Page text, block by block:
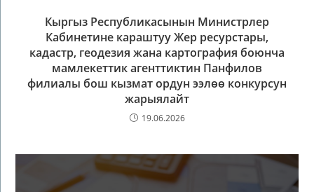
Кыргыз Республикасынын Министрлер
Кабинетине караштуу Жер ресурстары,
кадастр, геодезия жана картография боюнча
мамлекеттик агенттиктин Панфилов
филиалы бош кызмат ордун ээлөө конкурсун
жарыялайт
19.06.2026